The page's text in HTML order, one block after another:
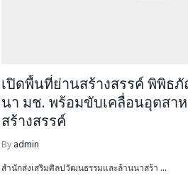
เปิดพื้นที่ย่านสร้างสรรค์ พิพิธ
นา มช. พร้อมขับเคลื่อนอุตสา
สร้างสรรค์
By admin
สำนักส่งเสริมศิลปวัฒนธรรมและล้านนาสร้า ...